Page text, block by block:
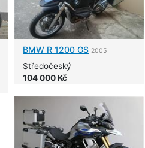
BMW R 1200 GS 2005
Středočeský
104 000 Kč